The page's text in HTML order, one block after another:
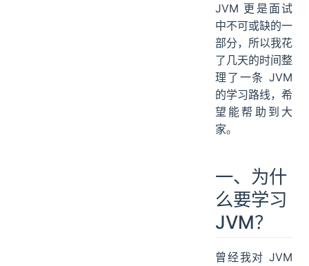
JVM 更是面试
中不可或缺的一
部分，所以我花
了几天的时间整
理了一条 JVM
的学习路线，希
望能帮助到大
家。
一、为什
么要学习
JVM？
曾经我对 JVM